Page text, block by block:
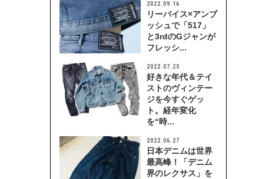
2022.09.16
リーバイス×アンブ
ッシュで「517」
と3rdのGジャンが
フレッシ...
2022.07.25
好きな年代＆テイ
ストのヴィンテー
ジを今すぐゲッ
ト。経年変化
を“時...
2022.06.27
日本デニムは世界
最高峰！「デニム
界のレクサス」を